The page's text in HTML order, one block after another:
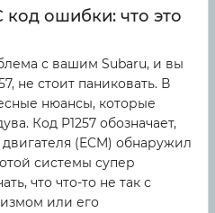
код ошибки: что это
с вашим Subaru, и вы
не стоит паниковать. В
нюансы, которые
Код P1257 обозначает,
(ECM) обнаружил
системы супер
что что-то не так с
или его